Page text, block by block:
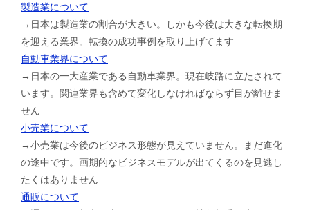
製造業について
→日本は製造業の割合が大きい。しかも今後は大きな転換期
を迎える業界。転換の成功事例を取り上げてます
自動車業界について
→日本の一大産業である自動車業界。現在岐路に立たされて
います。関連業界も含めて変化しなければならず目が離せま
せん
小売業について
→小売業は今後のビジネス形態が見えていません。まだ進化
の途中です。画期的なビジネスモデルが出てくるのを見逃し
たくはありません
通販について